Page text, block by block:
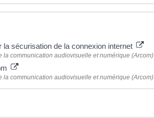
la sécurisation de la connexion internet
la communication audiovisuelle et numérique (Arcom)
la communication audiovisuelle et numérique (Arcom)